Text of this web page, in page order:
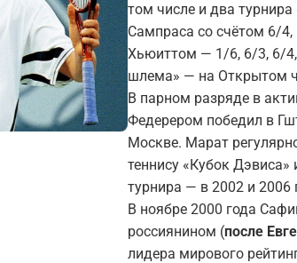
том числе и два
Сампраса со счётом 6/4,
Хьюиттом — 1/6, 6/3, 6/4,
шлема» — на Открытом
В парном разряде в
Федерером победил в
Москве. Марат
теннису «Кубок
турнира — в 2002 и 2006
В ноябре 2000 года
россиянином (после
лидера мирового